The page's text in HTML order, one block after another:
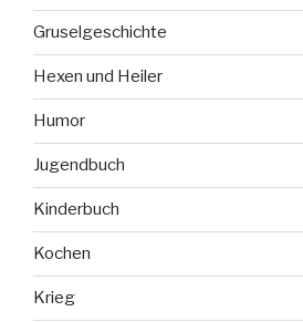
Gruselgeschichte
Hexen und Heiler
Humor
Jugendbuch
Kinderbuch
Kochen
Krieg